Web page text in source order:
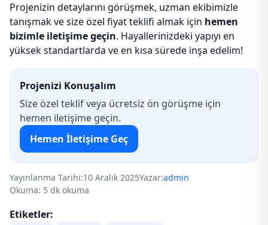
Projenizin detaylarını görüşmek, uzman ekibimizle
tanışmak ve size özel fiyat teklifi almak için hemen
bizimle iletişime geçin. Hayallerinizdeki yapıyı en
yüksek standartlarda ve en kısa sürede inşa edelim!
Projenizi Konuşalım
Size özel teklif veya ücretsiz ön görüşme için
hemen iletişime geçin.
Hemen İletişime Geç
Yayınlanma Tarihi:10 Aralık 2025Yazar:admin
Okuma: 5 dk okuma
Etiketler: